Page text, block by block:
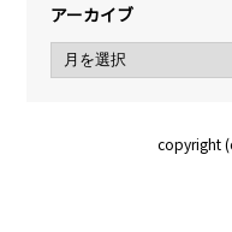
アーカイブ
copyright